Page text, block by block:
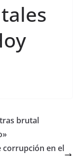
brutal
corrupción en el